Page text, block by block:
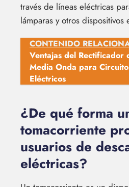
través de líneas eléctricas
lámparas y otros dispositivos
CONTENIDO
Ventajas del Rectificador
Media Onda para
Eléctricos
¿De qué forma
tomacorriente
usuarios de
eléctricas?